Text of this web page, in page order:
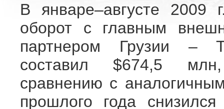
В январе–августе 2009
оборот с главным
партнером Грузии –
составил $674,5
сравнению с
прошлого года